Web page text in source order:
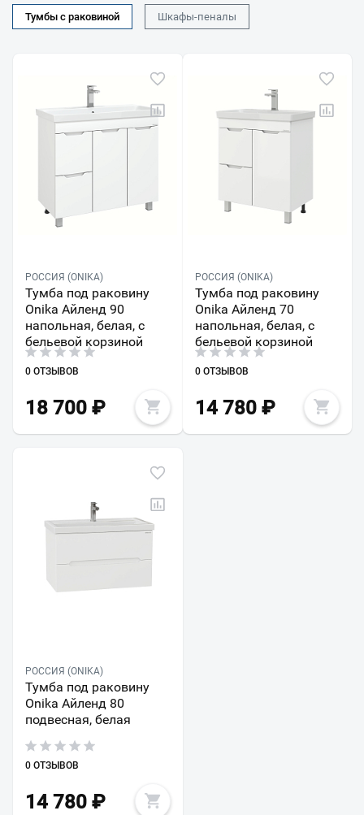
Тумбы с раковиной Шкафы-пеналы
РОССИЯ (ONIKA)
Тумба под раковину
Onika Айленд 90
напольная, белая, с
бельевой корзиной
0 ОТЗЫВОВ
18 700 ₽
РОССИЯ (ONIKA)
Тумба под раковину
Onika Айленд 70
напольная, белая, с
бельевой корзиной
0 ОТЗЫВОВ
14 780₽
РОССИЯ (ONIKA)
Тумба под раковину
Onika Айленд 80
подвесная, белая
0 ОТЗЫВОВ
14 780 ₽